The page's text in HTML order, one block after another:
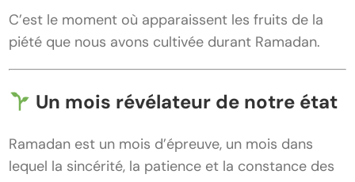
C’est le moment où apparaissent les fruits de la
piété que nous avons cultivée durant Ramadan.
Un mois révélateur de notre état
Ramadan est un mois d’épreuve, un mois dans
lequel la sincérité, la patience et la constance des